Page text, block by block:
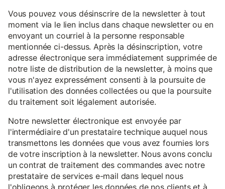
Vous pouvez vous désinscrire de la newsletter à tout
moment via le lien inclus dans chaque newsletter ou en
envoyant un courriel à la personne responsable
mentionnée ci-dessus. Après la désinscription, votre
adresse électronique sera immédiatement supprimée de
notre liste de distribution de la newsletter, à moins que
vous n'ayez expressément consenti à la poursuite de
l'utilisation des données collectées ou que la poursuite
du traitement soit légalement autorisée.
Notre newsletter électronique est envoyée par
l'intermédiaire d'un prestataire technique auquel nous
transmettons les données que vous avez fournies lors
de votre inscription à la newsletter. Nous avons conclu
un contrat de traitement des commandes avec notre
prestataire de services e-mail dans lequel nous
l'obligeons à protéger les données de nos clients et à